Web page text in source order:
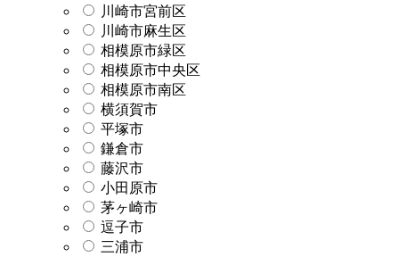
川崎市宮前区
川崎市麻生区
相模原市緑区
相模原市中央区
相模原市南区
横須賀市
平塚市
鎌倉市
藤沢市
小田原市
茅ヶ崎市
逗子市
三浦市